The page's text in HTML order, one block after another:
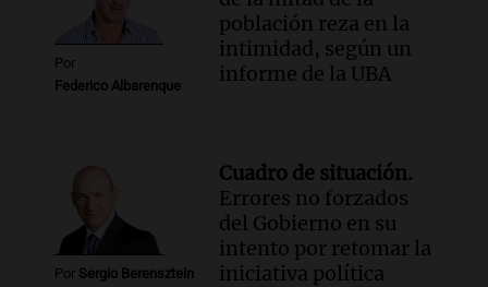
Por
Federico Albarenque
población reza en la
intimidad, según un
informe de la UBA
Por Sergio Berensztein
Cuadro de situación.
Errores no forzados
del Gobierno en su
intento por retomar la
iniciativa política